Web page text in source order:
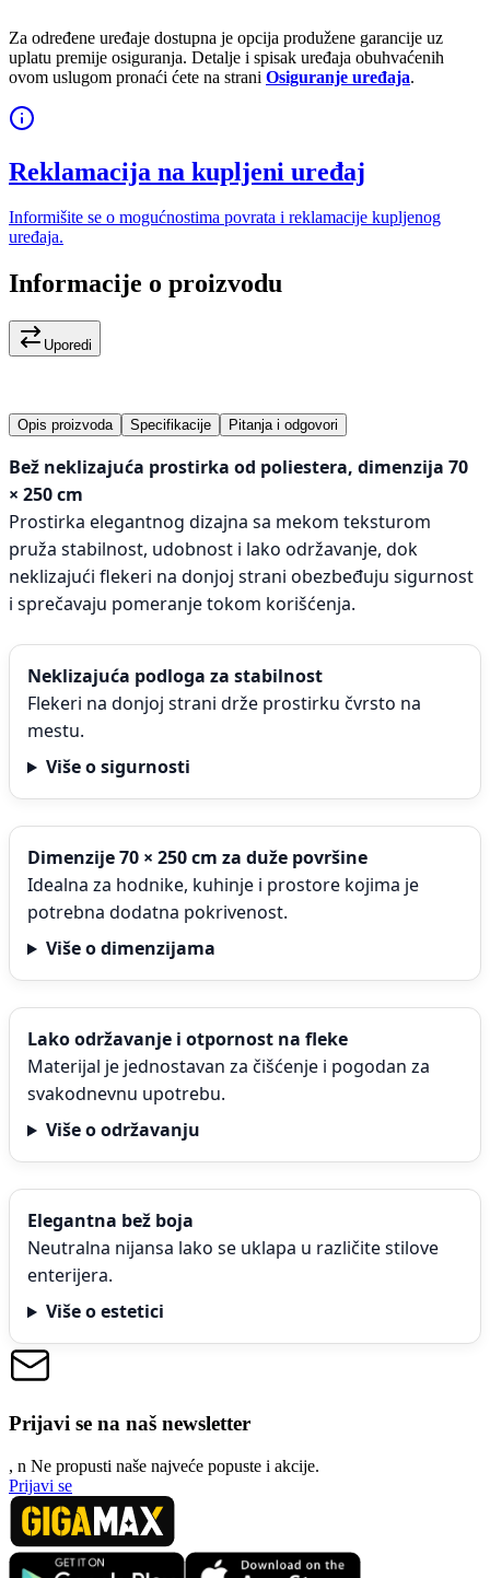
Za određene uređaje dostupna je opcija produžene garancije uz
uplatu premije osiguranja. Detalje i spisak uređaja obuhvaćenih
ovom uslugom pronaći ćete na strani Osiguranje uređaja.
Reklamacija na kupljeni uređaj
Informišite se o mogućnostima povrata i reklamacije kupljenog
uređaja.
Informacije o proizvodu
Uporedi
Opis proizvoda Specifikacije Pitanja i odgovori
Bež neklizajuća prostirka od poliestera, dimenzija 70
× 250 cm
Prostirka elegantnog dizajna sa mekom teksturom
pruža stabilnost, udobnost i lako održavanje, dok
neklizajući flekeri na donjoj strani obezbeđuju sigurnost
i sprečavaju pomeranje tokom korišćenja.
Neklizajuća podloga za stabilnost
Flekeri na donjoj strani drže prostirku čvrsto na
mestu.
Više o sigurnosti
Dimenzije 70 × 250 cm za duže površine
Idealna za hodnike, kuhinje i prostore kojima je
potrebna dodatna pokrivenost.
Više o dimenzijama
Lako održavanje i otpornost na fleke
Materijal je jednostavan za čišćenje i pogodan za
svakodnevnu upotrebu.
Više o održavanju
Elegantna bež boja
Neutralna nijansa lako se uklapa u različite stilove
enterijera.
Više o estetici
Prijavi se na naš newsletter
, n Ne propusti naše najveće popuste i akcije.
Prijavi se